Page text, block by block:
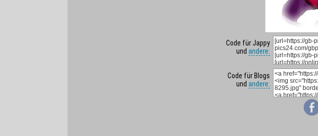
Code für Jappy
und andere:
Code für Blogs
und andere: